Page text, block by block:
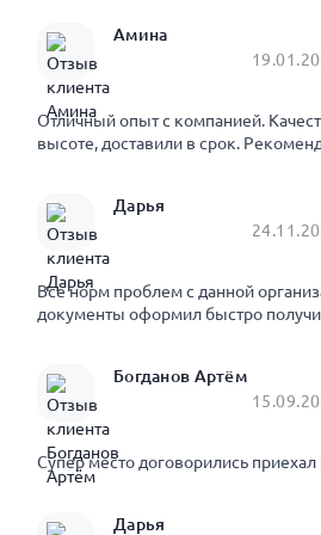
Амина
Отличный опыт с компанией.
высоте, доставили в срок.
Дарья
Все норм проблем с данной
документы оформил быстро
Богданов Артём
Супер место договорились
Дарья